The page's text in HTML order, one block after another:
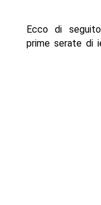
Ecco di
prime serate di